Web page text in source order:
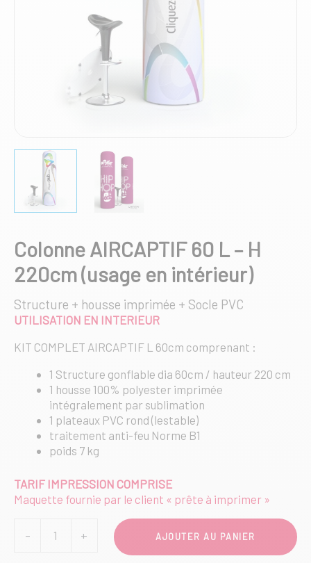
Colonne AIRCAPTIF 60 L – H
220cm (usage en intérieur)
Structure + housse imprimée + Socle PVC
UTILISATION EN INTERIEUR
KIT COMPLET AIRCAPTIF L 60cm comprenant :
1 Structure gonflable dia 60cm / hauteur 220 cm
1 housse 100% polyester imprimée
intégralement par sublimation
1 plateaux PVC rond (lestable)
traitement anti-feu Norme B1
poids 7 kg
TARIF IMPRESSION COMPRISE
Maquette fournie par le client « prête à imprimer »
- + AJOUTER AU PANIER